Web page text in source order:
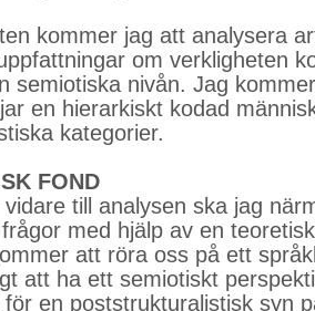
kommer jag att analysera
om verkligheten
semiotiska nivån. Jag
en hierarkiskt kodad
kategorier.
FOND
till analysen ska jag
med hjälp av en
att röra oss på ett
att ha ett semiotiskt
en poststrukturalistisk syn